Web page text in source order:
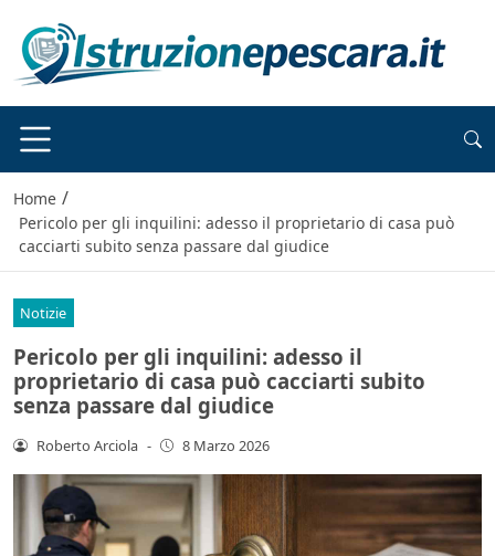
Home /
Pericolo per gli inquilini: adesso il proprietario di casa può
cacciarti subito senza passare dal giudice
Notizie
Pericolo per gli inquilini: adesso il
proprietario di casa può cacciarti subito
senza passare dal giudice
Roberto Arciola - 8 Marzo 2026